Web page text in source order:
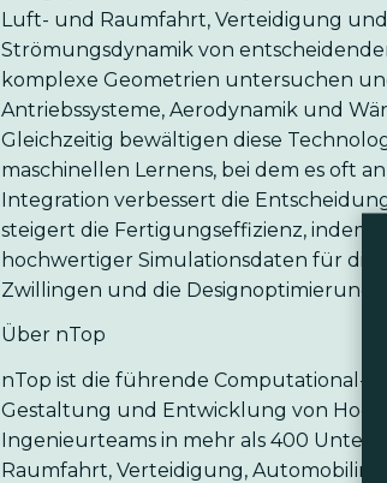
Luft- und Raumfahrt, Verteidigung
Strömungsdynamik von
komplexe Geometrien untersuchen
Antriebssysteme, Aerodynamik und
Gleichzeitig bewältigen diese
maschinellen Lernens, bei dem es oft
Integration verbessert die
steigert die Fertigungseffizienz, indem
hochwertiger Simulationsdaten für die
Zwillingen und die Designoptimierung
Über nTop
nTop ist die führende Computational-
Gestaltung und Entwicklung von
Ingenieurteams in mehr als 400
Raumfahrt, Verteidigung,